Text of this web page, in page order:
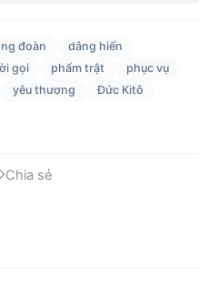
đoàn
dâng hiến
gọi phẩm trật
phục vụ
yêu thương Đức Kitô
Chia sẻ